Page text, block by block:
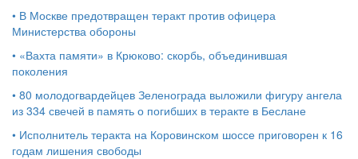
• В Москве предотвращен теракт против офицера
Министерства обороны
• «Вахта памяти» в Крюково: скорбь, объединившая
поколения
• 80 молодогвардейцев Зеленограда выложили фигуру ангела
из 334 свечей в память о погибших в теракте в Беслане
• Исполнитель теракта на Коровинском шоссе приговорен к 16
годам лишения свободы